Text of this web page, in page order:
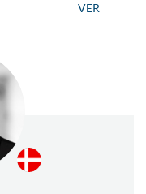
VER